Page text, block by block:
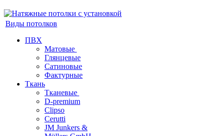
Виды потолков
ПВХ
Матовые
Глянцевые
Сатиновые
Фактурные
Ткань
Тканевые
D-premium
Clipso
Cerutti
JM Junkers &